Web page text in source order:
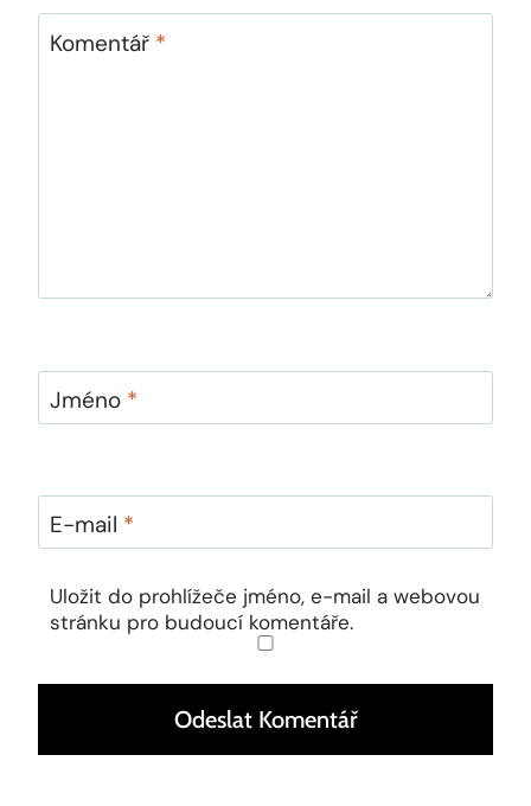
Komentář *
Jméno *
E-mail *
Uložit do prohlížeče jméno, e-mail a webovou
stránku pro budoucí komentáře.